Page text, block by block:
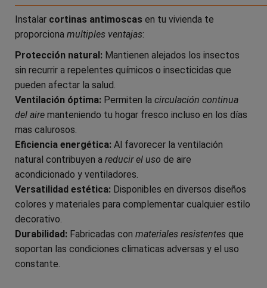
Instalar cortinas antimoscas en tu vivienda te
proporciona multiples ventajas:
Protección natural: Mantienen alejados los insectos
sin recurrir a repelentes químicos o insecticidas que
pueden afectar la salud.
Ventilación óptima: Permiten la circulación continua
del aire manteniendo tu hogar fresco incluso en los días
mas calurosos.
Eficiencia energética: Al favorecer la ventilación
natural contribuyen a reducir el uso de aire
acondicionado y ventiladores.
Versatilidad estética: Disponibles en diversos diseños
colores y materiales para complementar cualquier estilo
decorativo.
Durabilidad: Fabricadas con materiales resistentes que
soportan las condiciones climaticas adversas y el uso
constante.